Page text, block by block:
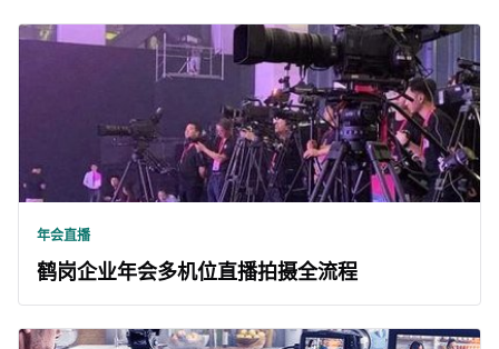
年会直播
鹤岗企业年会多机位直播拍摄全流程